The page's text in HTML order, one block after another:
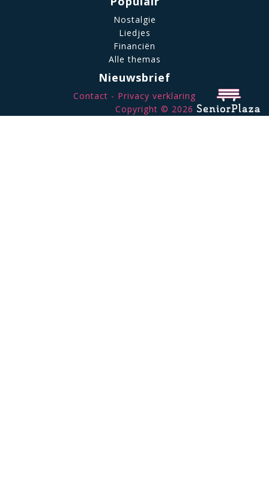
Nostalgie
Liedjes
Financiën
Alle themas
Nieuwsbrief
Contact
Privacy verklaring
Copyright © 2026